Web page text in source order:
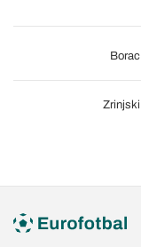
Borac
Zrinjski